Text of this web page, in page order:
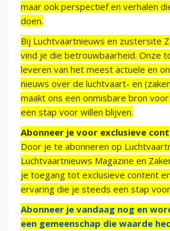
maar ook perspectief en verhalen
doen.
Bij Luchtvaartnieuws en zustersite
vind je die betrouwbaarheid. Onze
leveren van het meest actuele en
nieuws over de luchtvaart- en
maakt ons een onmisbare bron
een stap voor willen blijven.
Abonneer je voor exclusieve
Door je te abonneren op
Luchtvaartnieuws Magazine en
je toegang tot exclusieve content
ervaring die je steeds een stap
Abonneer je vandaag nog en
een gemeenschap die waarde